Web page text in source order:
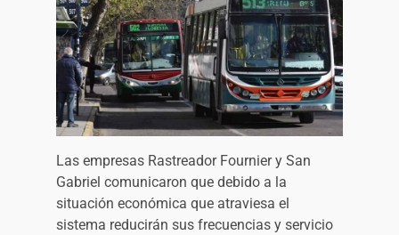
Las empresas Rastreador Fournier y San
Gabriel comunicaron que debido a la
situación económica que atraviesa el
sistema reducirán sus frecuencias y servicio